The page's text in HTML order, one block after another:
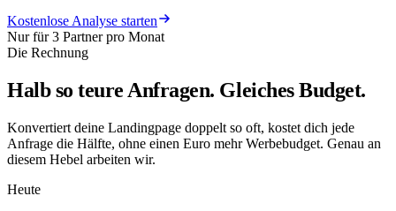
Kostenlose Analyse starten
Nur für 3 Partner pro Monat
Die Rechnung
Halb so teure Anfragen. Gleiches Budget.
Konvertiert deine Landingpage doppelt so oft, kostet dich jede
Anfrage die Hälfte, ohne einen Euro mehr Werbebudget. Genau an
diesem Hebel arbeiten wir.
Heute